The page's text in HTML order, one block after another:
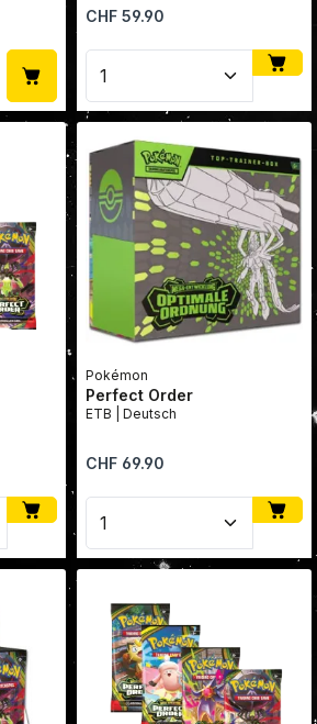
den gewünschten Wert ein
Regulärer Preis:
CHF 59.90
Produkt Anzahl: Gib
den gewünschten Wert ein
Pokémon
Perfect Order
ETB | Deutsch
Regulärer Preis:
CHF 69.90
Produkt Anzahl: Gib